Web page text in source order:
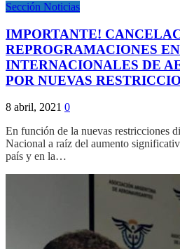
Sección Noticias
IMPORTANTE!
REPROGRAMACIONES
INTERNACIONALES DE
POR NUEVAS
8 abril, 2021 0
En función de la nuevas restricciones
Nacional a raíz del aumento
país y en la…